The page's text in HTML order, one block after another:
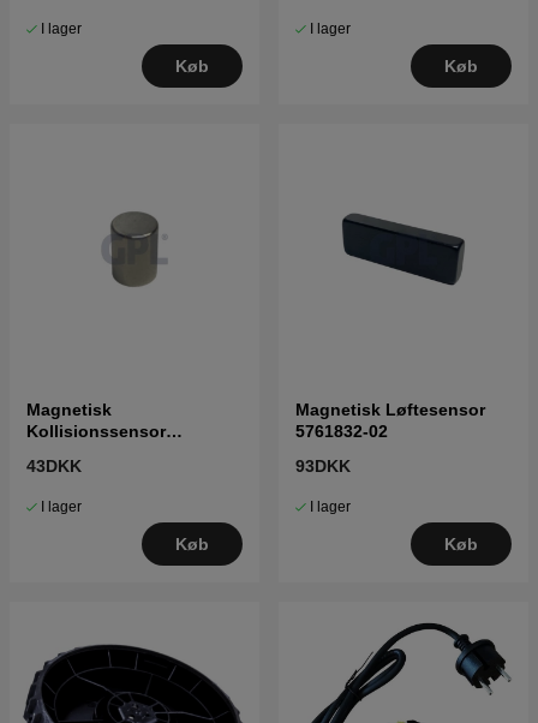
I lager
Køb
I lager
Køb
Magnetisk
Kollisionssensor
43DKK
I lager
Køb
Magnetisk Løftesensor
5761832-02
93DKK
I lager
Køb